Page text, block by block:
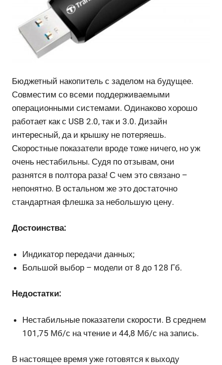
Бюджетный накопитель с заделом на будущее.
Совместим со всеми поддерживаемыми
операционными системами. Одинаково хорошо
работает как с USB 2.0, так и 3.0. Дизайн
интересный, да и крышку не потеряешь.
Скоростные показатели вроде тоже ничего, но уж
очень нестабильны. Судя по отзывам, они
разнятся в полтора раза! С чем это связано –
непонятно. В остальном же это достаточно
стандартная флешка за небольшую цену.
Достоинства:
Индикатор передачи данных;
Большой выбор – модели от 8 до 128 Гб.
Недостатки:
Нестабильные показатели скорости. В среднем
101,75 Мб/с на чтение и 44,8 Мб/с на запись.
В настоящее время уже готовятся к выходу